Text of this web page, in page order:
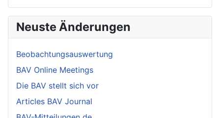
Neuste Änderungen
Beobachtungsauswertung
BAV Online Meetings
Die BAV stellt sich vor
Articles BAV Journal